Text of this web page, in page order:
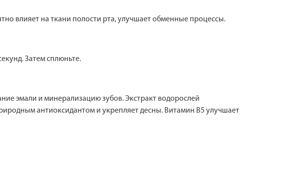
влияет на ткани полости рта, улучшает обменные процессы.
Затем сплюньте.
эмали и минерализацию зубов. Экстракт водорослей
антиоксидантом и укрепляет десны. Витамин В5 улучшает